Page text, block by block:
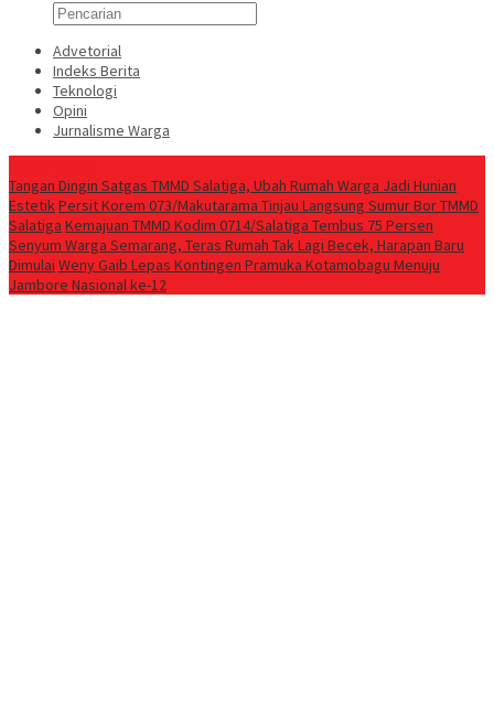
Advetorial
Indeks Berita
Teknologi
Opini
Jurnalisme Warga
Tangan Dingin Satgas TMMD Salatiga, Ubah Rumah Warga Jadi Hunian
EstetikPersit Korem 073/Makutarama Tinjau Langsung Sumur Bor TMMD
Salatiga Kemajuan TMMD Kodim 0714/Salatiga Tembus 75 Persen
Senyum Warga Semarang, Teras Rumah Tak Lagi Becek, Harapan Baru
Dimulai Weny Gaib Lepas Kontingen Pramuka Kotamobagu Menuju
Jambore Nasional ke-12